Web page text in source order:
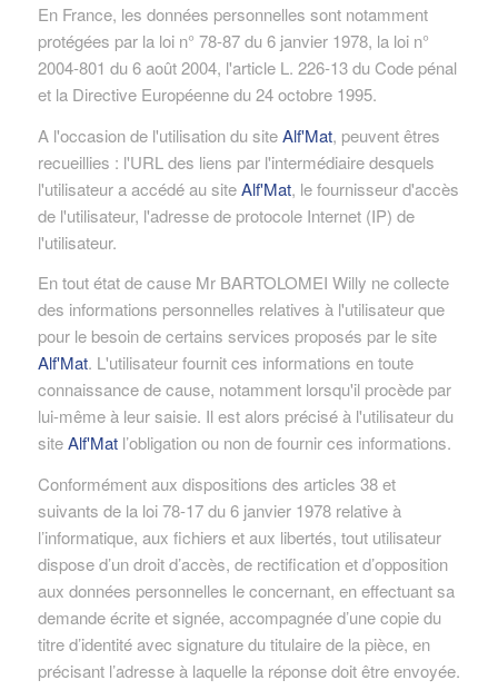
En France, les données personnelles sont notamment
protégées par la loi n° 78-87 du 6 janvier 1978, la loi n°
2004-801 du 6 août 2004, l'article L. 226-13 du Code pénal
et la Directive Européenne du 24 octobre 1995.
A l'occasion de l'utilisation du siteAlf'Mat, peuvent êtres
recueillies : l'URL des liens par l'intermédiaire desquels
l'utilisateur a accédé au siteAlf'Mat, le fournisseur d'accès
de l'utilisateur, l'adresse de protocole Internet (IP) de
l'utilisateur.
En tout état de cause Mr BARTOLOMEI Willy ne collecte
des informations personnelles relatives à l'utilisateur que
pour le besoin de certains services proposés par le site
Alf'Mat. L'utilisateur fournit ces informations en toute
connaissance de cause, notamment lorsqu'il procède par
lui-même à leur saisie. Il est alors précisé à l'utilisateur du
siteAlf'Matl’obligation ou non de fournir ces informations.
Conformément aux dispositions des articles 38 et
suivants de la loi 78-17 du 6 janvier 1978 relative à
l’informatique, aux fichiers et aux libertés, tout utilisateur
dispose d’un droit d’accès, de rectification et d’opposition
aux données personnelles le concernant, en effectuant sa
demande écrite et signée, accompagnée d’une copie du
titre d’identité avec signature du titulaire de la pièce, en
précisant l’adresse à laquelle la réponse doit être envoyée.